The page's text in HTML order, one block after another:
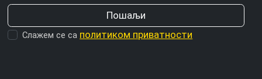
Слажем се са политиком приватности